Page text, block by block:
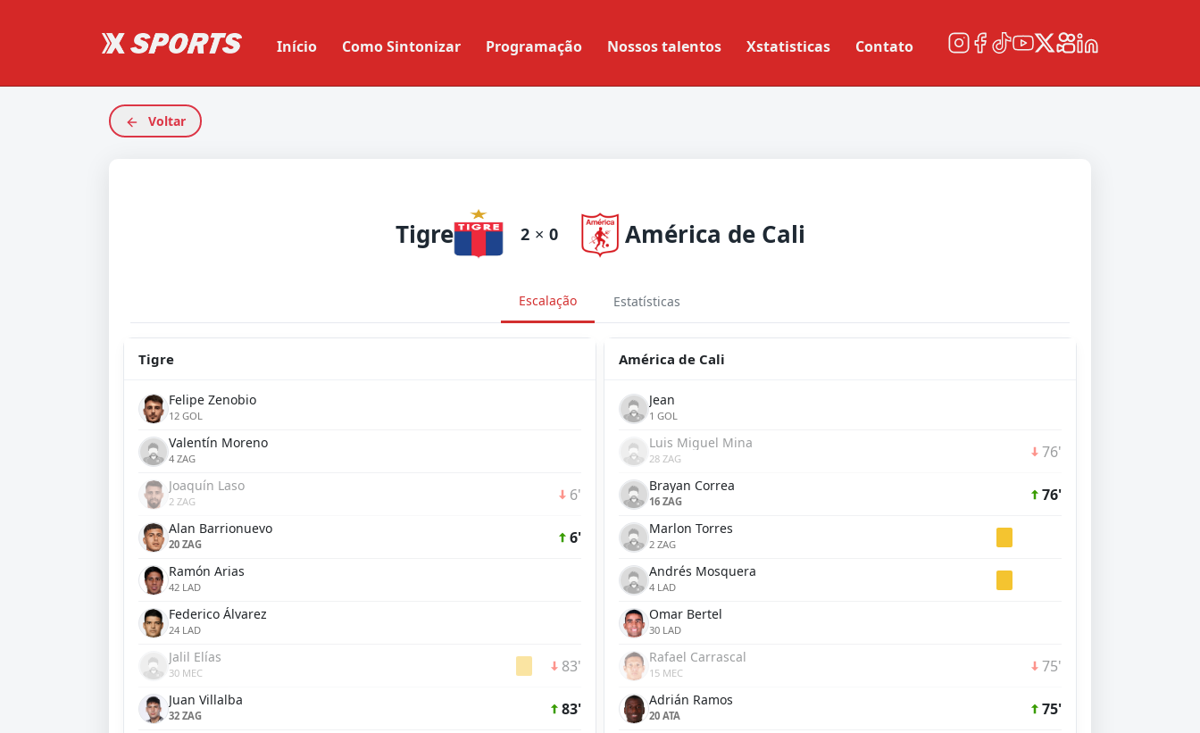
Início Como Sintonizar Programação Nossos talentos Xstatisticas Contato
Voltar
Tigre 2 × 0 América de Cali
Escalação Estatísticas
Tigre
Felipe Zenobio
12 GOL
Valentín Moreno
4 ZAG
Joaquín Laso
2 ZAG 6'
Alan Barrionuevo
20 ZAG 6'
Ramón Arias
42 LAD
Federico Álvarez
24 LAD
Jalil Elías
30 MEC 83'
Juan Villalba
32 ZAG 83'
América de Cali
Jean
1 GOL
Luis Miguel Mina
28 ZAG 76'
Brayan Correa
16 ZAG 76'
Marlon Torres
2 ZAG
Andrés Mosquera
4 LAD
Omar Bertel
30 LAD
Rafael Carrascal
15 MEC 75'
Adrián Ramos
20 ATA 75'